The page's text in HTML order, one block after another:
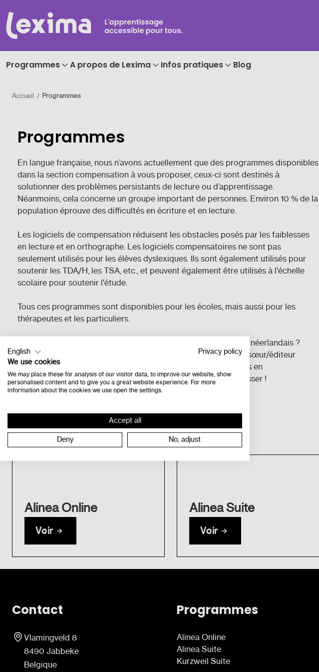
Programmes A propos de Lexima Infos pratiques Blog
Accueil Programmes
Programmes
En langue française, nous n’avons actuellement que des programmes disponibles
dans la section compensation à vous proposer, ceux-ci sont destinés à
solutionner des problèmes persistants de lecture ou d’apprentissage.
Néanmoins, cela concerne un groupe important de personnes. Environ 10 % de la
population éprouve des difficultés en écriture et en lecture.
Les logiciels de compensation réduisent les obstacles posés par les faiblesses
en lecture et en orthographe. Les logiciels compensatoires ne sont pas
seulement utilisés pour les élèves dyslexiques. Ils sont également utilisés pour
soutenir les TDA/H, les TSA, etc., et peuvent également être utilisés à l'échelle
scolaire pour soutenir l'étude.
Tous ces programmes sont disponibles pour les écoles, mais aussi pour les
thérapeutes et les particuliers.
Votre famille est-elle bilingue ou l'école met-elle l'accent sur le néerlandais ?
Dans ce cas,
et de la société sœur/éditeur
pédagogique
pour améliorer les connaissances en
mathématique, en écriture et en lecture pourraient vous intéresser !
Afficher les options
Alinea Online
Voir
Alinea Suite
Voir
Contact
Vlamingveld 8
8490 Jabbeke
Belgique
Programmes
Alinea Online
Alinea Suite
Kurzweil Suite
English
Privacy policy
We use cookies
We may place these for analysis of our visitor data, to improve our website, show
personalised content and to give you a great website experience. For more
information about the cookies we use open the settings.
Accept all
Deny No, adjust